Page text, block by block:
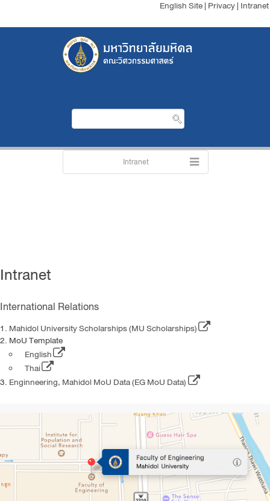
English Site| Privacy| Intranet
Intranet
Intranet
International Relations
Mahidol University Scholarships (MU Scholarships)
MoU Template
English
Thai
Enginneering, Mahidol MoU Data (EG MoU Data)